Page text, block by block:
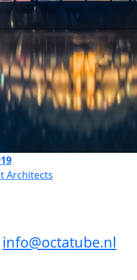
Architects
info@octatube.nl